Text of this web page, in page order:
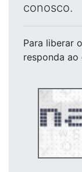
conosco.
Para liberar
responda